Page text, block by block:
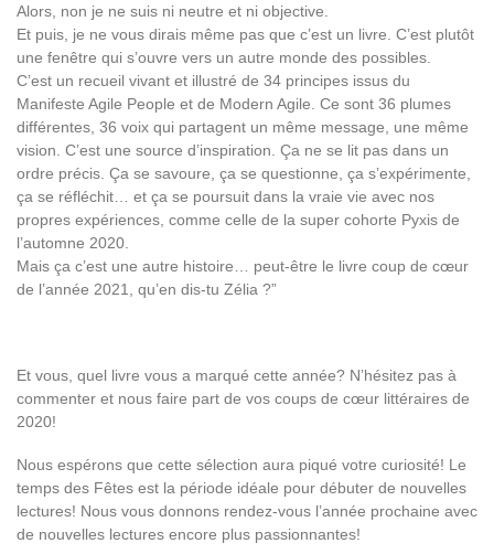
Alors, non je ne suis ni neutre et ni objective.
Et puis, je ne vous dirais même pas que c’est un livre. C’est plutôt
une fenêtre qui s’ouvre vers un autre monde des possibles.
C’est un recueil vivant et illustré de 34 principes issus du
Manifeste Agile People et de Modern Agile. Ce sont 36 plumes
différentes, 36 voix qui partagent un même message, une même
vision. C’est une source d’inspiration. Ça ne se lit pas dans un
ordre précis. Ça se savoure, ça se questionne, ça s’expérimente,
ça se réfléchit… et ça se poursuit dans la vraie vie avec nos
propres expériences, comme celle de la super cohorte Pyxis de
l’automne 2020.
Mais ça c’est une autre histoire… peut-être le livre coup de cœur
de l’année 2021, qu’en dis-tu Zélia ?”
Et vous, quel livre vous a marqué cette année? N’hésitez pas à
commenter et nous faire part de vos coups de cœur littéraires de
2020!
Nous espérons que cette sélection aura piqué votre curiosité! Le
temps des Fêtes est la période idéale pour débuter de nouvelles
lectures! Nous vous donnons rendez-vous l’année prochaine avec
de nouvelles lectures encore plus passionnantes!